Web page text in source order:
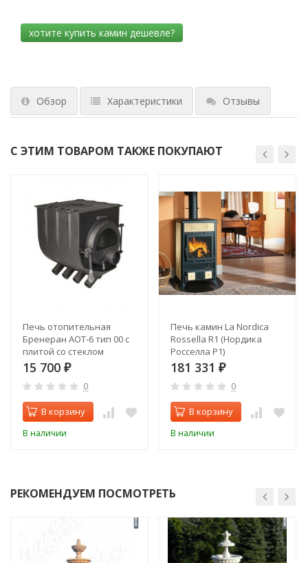
Обзор Характеристики Отзывы
С ЭТИМ ТОВАРОМ ТАКЖЕ ПОКУПАЮТ
Печь отопительная
Бренеран АОТ-6 тип 00 с
плитой со стеклом
15 700 ₽
0
В корзину
В наличии
Печь камин La Nordica
Rossella R1 (Нордика
Росселла Р1)
181 331 ₽
0
В корзину
В наличии
РЕКОМЕНДУЕМ ПОСМОТРЕТЬ